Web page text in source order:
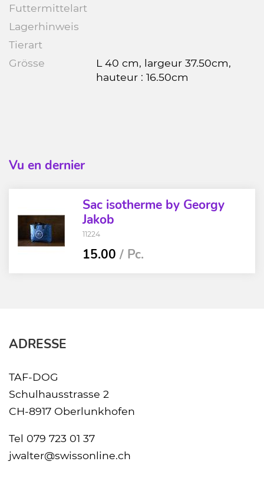
Futtermittelart
Lagerhinweis
Tierart
Grösse
L 40 cm, largeur 37.50cm,
hauteur : 16.50cm
Vu en dernier
Sac isotherme by Georgy
Jakob
11224
15.00 / Pc.
ADRESSE
TAF-DOG
Schulhausstrasse 2
CH-8917 Oberlunkhofen
Tel 079 723 01 37
jwalter@swissonline.ch